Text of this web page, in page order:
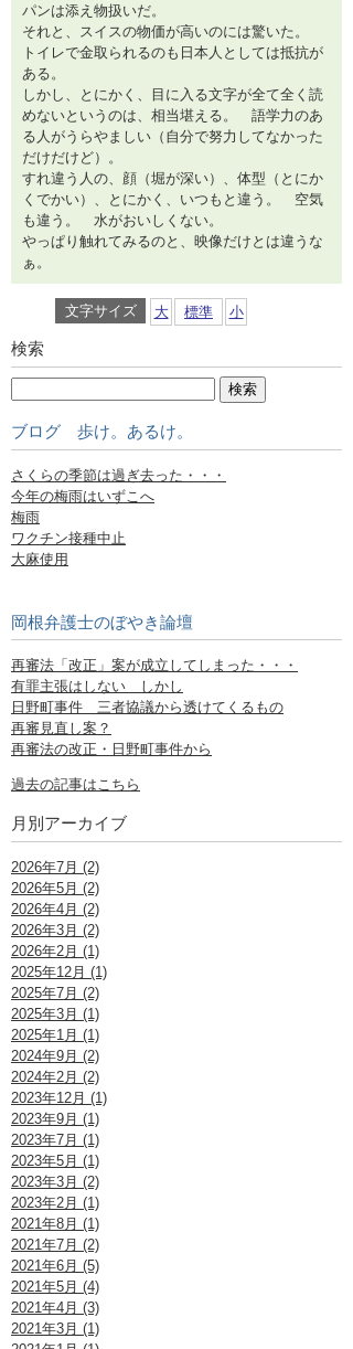
パンは添え物扱いだ。
それと、スイスの物価が高いのには驚いた。
トイレで金取られるのも日本人としては抵抗が
ある。
しかし、とにかく、目に入る文字が全て全く読
めないというのは、相当堪える。 語学力のあ
る人がうらやましい（自分で努力してなかった
だけだけど）。
すれ違う人の、顔（堀が深い）、体型（とにか
くでかい）、とにかく、いつもと違う。 空気
も違う。 水がおいしくない。
やっぱり触れてみるのと、映像だけとは違うな
ぁ。
文字サイズ 大 標準 小
検索
ブログ 歩け。あるけ。
さくらの季節は過ぎ去った・・・
今年の梅雨はいずこへ
梅雨
ワクチン接種中止
大麻使用
岡根弁護士のぼやき論壇
再審法「改正」案が成立してしまった・・・
有罪主張はしない しかし
日野町事件 三者協議から透けてくるもの
再審見直し案？
再審法の改正・日野町事件から
過去の記事はこちら
月別アーカイブ
2026年7月 (2)
2026年5月 (2)
2026年4月 (2)
2026年3月 (2)
2026年2月 (1)
2025年12月 (1)
2025年7月 (2)
2025年3月 (1)
2025年1月 (1)
2024年9月 (2)
2024年2月 (2)
2023年12月 (1)
2023年9月 (1)
2023年7月 (1)
2023年5月 (1)
2023年3月 (2)
2023年2月 (1)
2021年8月 (1)
2021年7月 (2)
2021年6月 (5)
2021年5月 (4)
2021年4月 (3)
2021年3月 (1)